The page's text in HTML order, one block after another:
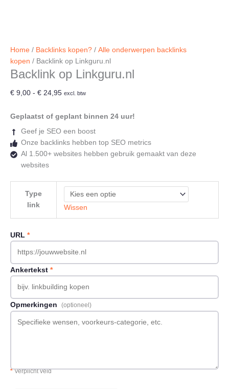
Home / Backlinks kopen? / Alle onderwerpen backlinks
kopen / Backlink op Linkguru.nl
Backlink op Linkguru.nl
€ 9,00 - € 24,95Prijsklasse:
tot
excl. btw
Geplaatst of geplant binnen 24 uur!
Geef je SEO een boost
Onze backlinks hebben top SEO metrics
Al 1.500+ websites hebben gebruik gemaakt van deze
websites
Type
link
Wissen
URL *
Ankertekst *
Opmerkingen (optioneel)
*Verplicht veld